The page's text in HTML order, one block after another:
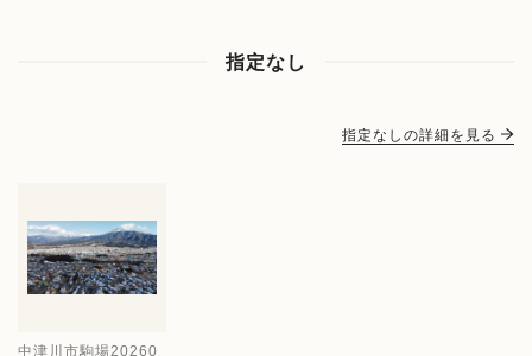
指定なし
指定なしの詳細を見る
中津川市駒場20260